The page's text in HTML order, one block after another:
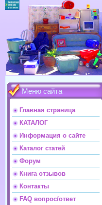
Меню сайта
Главная страница
КАТАЛОГ
Информация о сайте
Каталог статей
Форум
Книга отзывов
Контакты
FAQ вопрос/ответ